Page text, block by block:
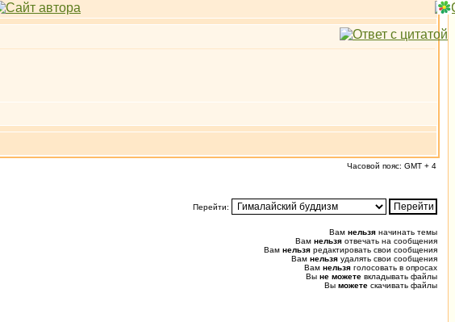
Часовой пояс: GMT + 4
Перейти:
Вам нельзя начинать темы
Вам нельзя отвечать на сообщения
Вам нельзя редактировать свои сообщения
Вам нельзя удалять свои сообщения
Вам нельзя голосовать в опросах
Вы не можете вкладывать файлы
Вы можете скачивать файлы